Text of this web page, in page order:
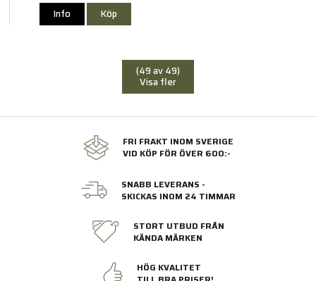
Info Köp
(49 av 49)
Visa fler
FRI FRAKT INOM SVERIGE
VID KÖP FÖR ÖVER 600:-
SNABB LEVERANS -
SKICKAS INOM 24 TIMMAR
STORT UTBUD FRÅN
KÄNDA MÄRKEN
HÖG KVALITET